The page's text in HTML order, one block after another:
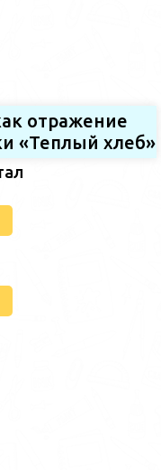
отражение
«Теплый хлеб»